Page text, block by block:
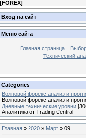
[FOREX]
Вход на сайт
Меню сайта
Главная страница
Технический
Categories
Волновой форекс анализ и
Волновой форекс анализ и
Дневные технические уровни
Аналитика от Trading Central
Главная » 2020 » Март » 09